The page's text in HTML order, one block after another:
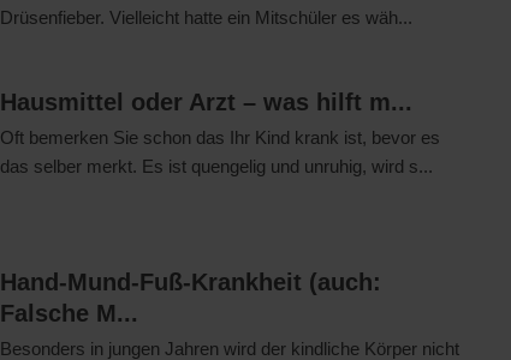
Drüsenfieber. Vielleicht hatte ein Mitschüler es wäh...
Hausmittel oder Arzt – was hilft m...
Oft bemerken Sie schon das Ihr Kind krank ist, bevor es
das selber merkt. Es ist quengelig und unruhig, wird s...
Hand-Mund-Fuß-Krankheit (auch:
Falsche M...
Besonders in jungen Jahren wird der kindliche Körper nicht